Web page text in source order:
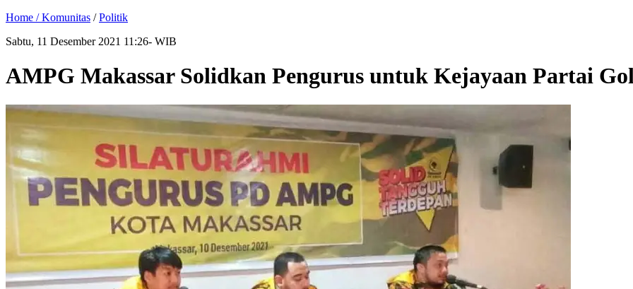
Home /Komunitas /Politik
Sabtu, 11 Desember 2021 11:26- WIB
AMPG Makassar Solidkan Pengurus untuk Kejayaan Partai